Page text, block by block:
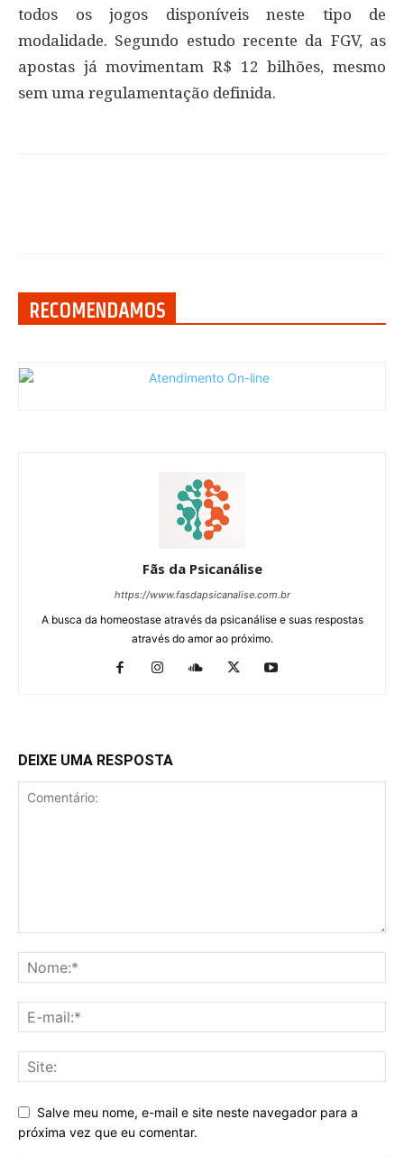
todos os jogos disponíveis neste tipo de
modalidade. Segundo estudo recente da FGV, as
apostas já movimentam R$ 12 bilhões, mesmo
sem uma regulamentação definida.
RECOMENDAMOS
Fãs da Psicanálise
https://www.fasdapsicanalise.com.br
A busca da homeostase através da psicanálise e suas respostas
através do amor ao próximo.
DEIXE UMA RESPOSTA
Salve meu nome, e-mail e site neste navegador para a
próxima vez que eu comentar.